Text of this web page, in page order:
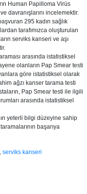
Human Papilloma Virüs
davranışlarını incelemektir.
295 kadın sağlık
tarafımızca oluşturulan
serviks kanseri ve aşı
arasında istatistiksel
olanların Pap Smear testi
göre istatistiksel olarak
ağzı kanser tarama testi
Pap Smear testi ile ilgili
arasında istatistiksel
yeterli bilgi düzeyine sahip
başarıya
, serviks kanseri